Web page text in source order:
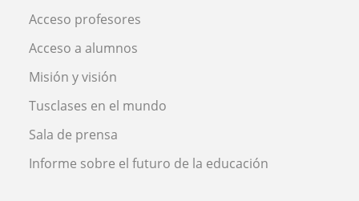
Acceso profesores
Acceso a alumnos
Misión y visión
Tusclases en el mundo
Sala de prensa
Informe sobre el futuro de la educación